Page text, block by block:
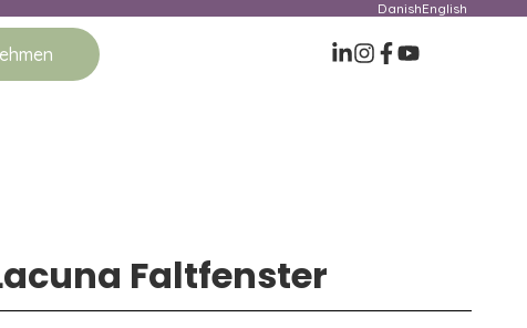
English
Danish
Faltfenster